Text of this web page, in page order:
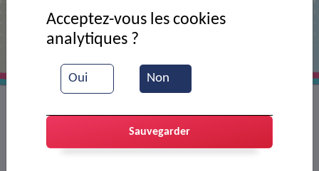
La ligue contre le cancer au forum
des associations
Oui Non
Acceptez-vous les cookies
analytiques ?
Sauvegarder